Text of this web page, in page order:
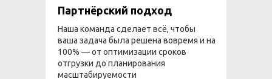
Партнёрский подход
Наша команда сделает всё, чтобы
ваша задача была решена вовремя и на
100% — от оптимизации сроков
отгрузки до планирования
масштабируемости